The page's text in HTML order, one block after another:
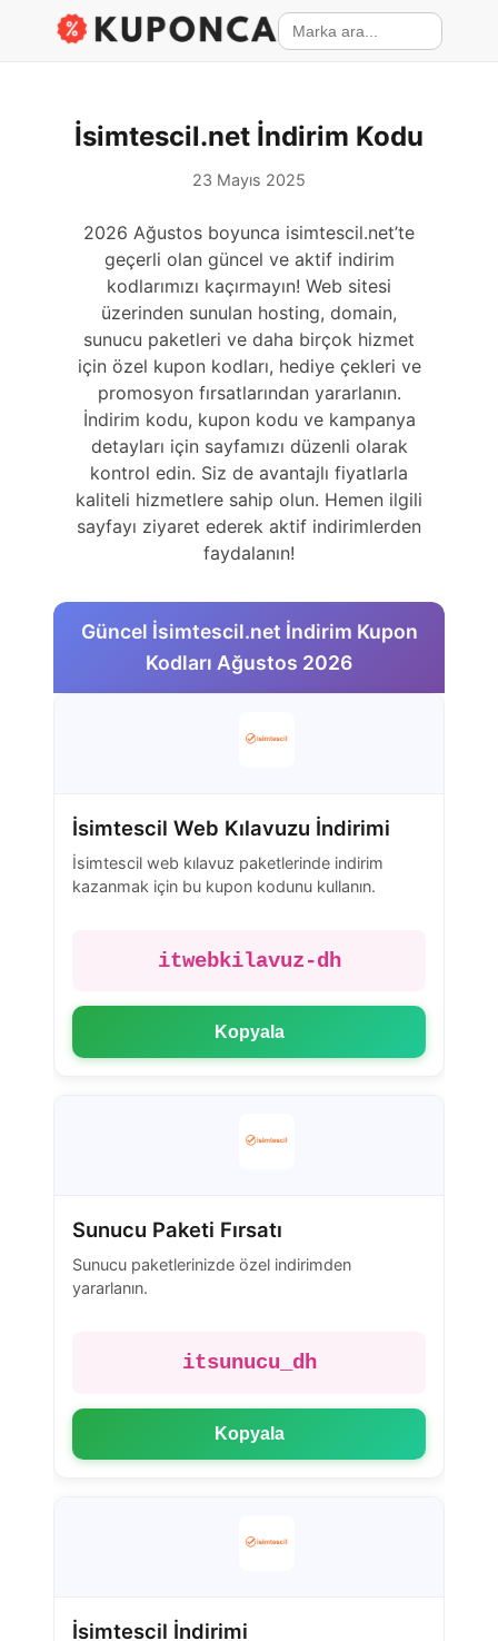
İsimtescil.net İndirim Kodu
23 Mayıs 2025
2026 Ağustos boyunca isimtescil.net’te
geçerli olan güncel ve aktif indirim
kodlarımızı kaçırmayın! Web sitesi
üzerinden sunulan hosting, domain,
sunucu paketleri ve daha birçok hizmet
için özel kupon kodları, hediye çekleri ve
promosyon fırsatlarından yararlanın.
İndirim kodu, kupon kodu ve kampanya
detayları için sayfamızı düzenli olarak
kontrol edin. Siz de avantajlı fiyatlarla
kaliteli hizmetlere sahip olun. Hemen ilgili
sayfayı ziyaret ederek aktif indirimlerden
faydalanın!
Güncel İsimtescil.net İndirim Kupon
Kodları Ağustos 2026
İsimtescil Web Kılavuzu İndirimi
İsimtescil web kılavuz paketlerinde indirim
kazanmak için bu kupon kodunu kullanın.
itwebkilavuz-dh
Kopyala
Sunucu Paketi Fırsatı
Sunucu paketlerinizde özel indirimden
yararlanın.
itsunucu_dh
Kopyala
İsimtescil İndirimi